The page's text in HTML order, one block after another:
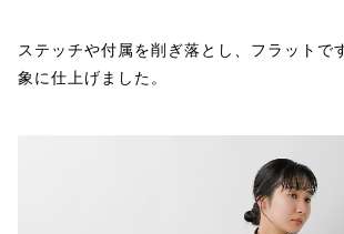
ステッチや付属を削ぎ落とし、フラットで
象に仕上げました。